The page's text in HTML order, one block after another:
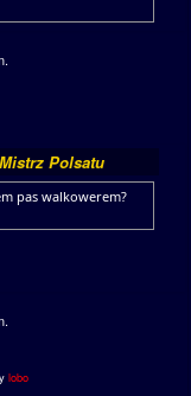
Polsatu
pas walkowerem?
lobo